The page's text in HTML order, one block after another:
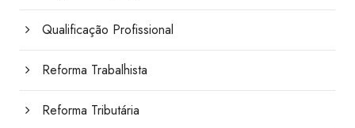
Qualificação Profissional
Reforma Trabalhista
Reforma Tributária